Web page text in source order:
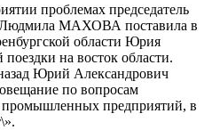
проблемах председатель
МАХОВА поставила в
области Юрия
поездки на восток области.
Юрий Александрович
по вопросам
промышленных предприятий, в